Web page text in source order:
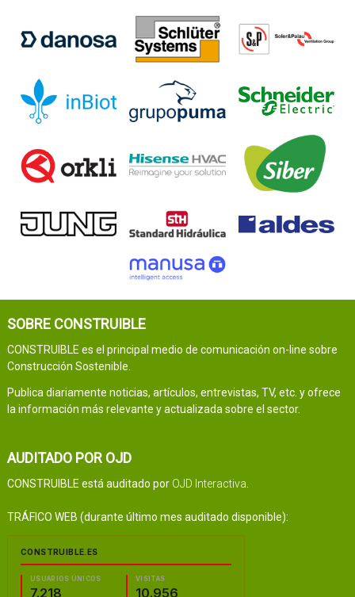
SOBRE CONSTRUIBLE
CONSTRUIBLE es el principal medio de comunicación on-line sobre
Construcción Sostenible.
Publica diariamente noticias, artículos, entrevistas, TV, etc. y ofrece
la información más relevante y actualizada sobre el sector.
AUDITADO POR OJD
CONSTRUIBLE está auditado por OJD Interactiva
TRÁFICO WEB (durante último mes auditado disponible):